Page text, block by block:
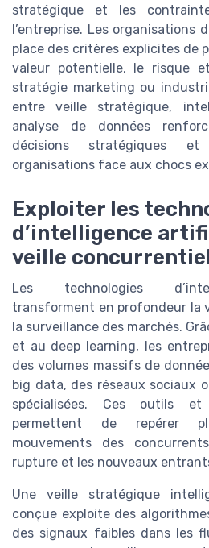
stratégique et les
l’entreprise. Les
place des critères explicites de
valeur potentielle, le risque
stratégie marketing ou
entre veille stratégique,
analyse de données
décisions stratégiques
organisations face aux chocs
Exploiter les
d’intelligence
veille
Les technologies
transforment en profondeur la
la surveillance des marchés.
et au deep learning, les
des volumes massifs de
big data, des réseaux sociaux
spécialisées. Ces outils
permettent de repérer
mouvements des
rupture et les nouveaux
Une veille stratégique
conçue exploite des
des signaux faibles dans les